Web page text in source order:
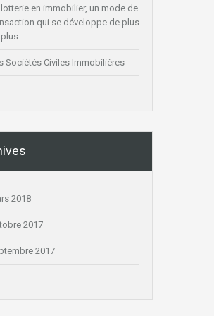
lotterie en immobilier, un mode de
qui se développe de plus
plus
Sociétés Civiles Immobilières
2018
2017
2017